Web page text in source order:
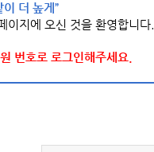
더 높게”
이지에 오신 것을 환영합니다.
번호로 로그인해주세요.